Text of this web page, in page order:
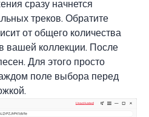
сразу начнется
треков. Обратите
от общего количества
вашей коллекции. После
Для этого просто
поле выбора перед